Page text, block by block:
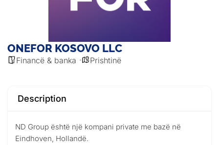
ONEFOR KOSOVO LLC
Financë & banka Prishtinë
Description
ND Group është një kompani private me bazë në
Eindhoven, Hollandë.